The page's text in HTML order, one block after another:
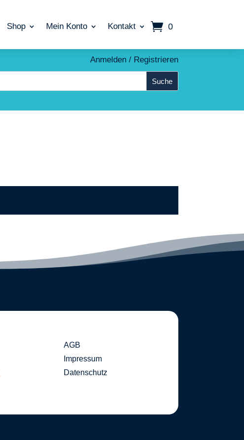
Shop Mein Konto Kontakt 0
Anmelden / Registrieren
AGB
Impressum
Datenschutz